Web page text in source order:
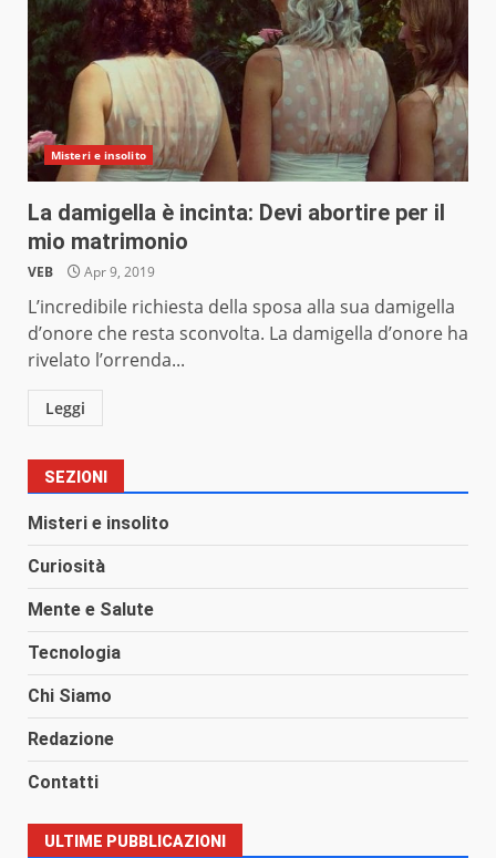
Misteri e insolito
La damigella è incinta: Devi abortire per il
mio matrimonio
VEB Apr 9, 2019
L’incredibile richiesta della sposa alla sua damigella
d’onore che resta sconvolta. La damigella d’onore ha
rivelato l’orrenda...
Leggi
SEZIONI
Misteri e insolito
Curiosità
Mente e Salute
Tecnologia
Chi Siamo
Redazione
Contatti
ULTIME PUBBLICAZIONI